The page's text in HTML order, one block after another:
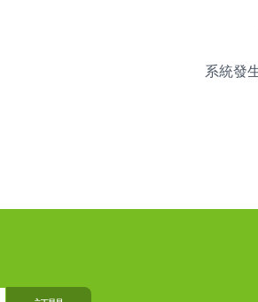
系統發